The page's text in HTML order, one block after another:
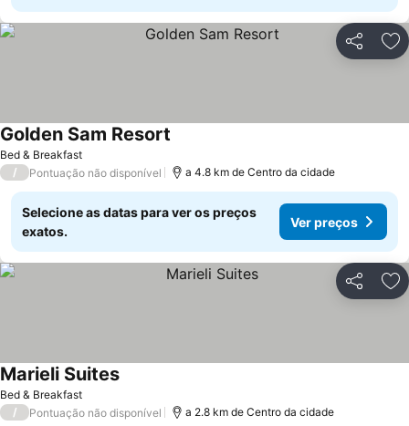
Partilhar
Bed & Breakfast
Golden Sam Resort
/ Pontuação não disponível a 4.8 km de Centro da cidade
Selecione as datas para ver os preços
exatos.
Ver preços
Partilhar
Bed & Breakfast
Marieli Suites
/ Pontuação não disponível a 2.8 km de Centro da cidade